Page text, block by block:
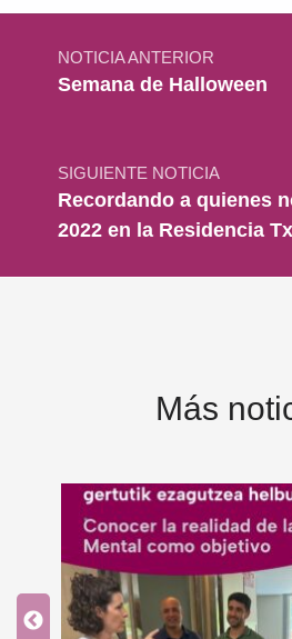
Navegación de entradas
NOTICIA ANTERIOR
Semana de Halloween
SIGUIENTE NOTICIA
Recordando a quienes
2022 en la Residencia
Más